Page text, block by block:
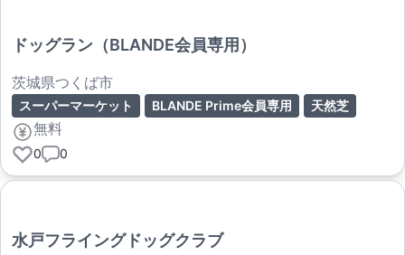
ドッグラン（BLANDE会員専用）
茨城県つくば市
スーパーマーケット BLANDE Prime会員専用 天然芝
無料
0 0
水戸フライングドッグクラブ